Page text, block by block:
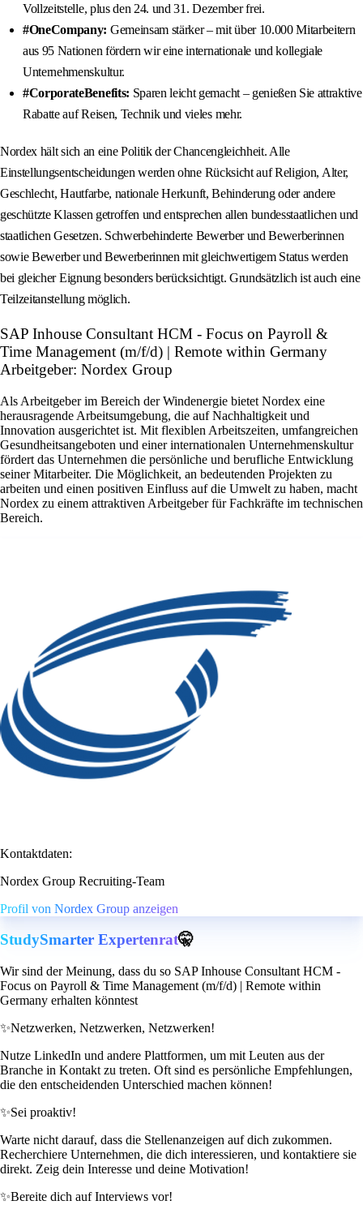
Vollzeitstelle, plus den 24. und 31. Dezember frei.
#OneCompany: Gemeinsam stärker – mit über 10.000 Mitarbeitern
aus 95 Nationen fördern wir eine internationale und kollegiale
Unternehmenskultur.
#CorporateBenefits: Sparen leicht gemacht – genießen Sie attraktive
Rabatte auf Reisen, Technik und vieles mehr.
Nordex hält sich an eine Politik der Chancengleichheit. Alle
Einstellungsentscheidungen werden ohne Rücksicht auf Religion, Alter,
Geschlecht, Hautfarbe, nationale Herkunft, Behinderung oder andere
geschützte Klassen getroffen und entsprechen allen bundesstaatlichen und
staatlichen Gesetzen. Schwerbehinderte Bewerber und Bewerberinnen
sowie Bewerber und Bewerberinnen mit gleichwertigem Status werden
bei gleicher Eignung besonders berücksichtigt. Grundsätzlich ist auch eine
Teilzeitanstellung möglich.
SAP Inhouse Consultant HCM - Focus on Payroll &
Time Management (m/f/d) | Remote within Germany
Arbeitgeber: Nordex Group
Als Arbeitgeber im Bereich der Windenergie bietet Nordex eine
herausragende Arbeitsumgebung, die auf Nachhaltigkeit und
Innovation ausgerichtet ist. Mit flexiblen Arbeitszeiten, umfangreichen
Gesundheitsangeboten und einer internationalen Unternehmenskultur
fördert das Unternehmen die persönliche und berufliche Entwicklung
seiner Mitarbeiter. Die Möglichkeit, an bedeutenden Projekten zu
arbeiten und einen positiven Einfluss auf die Umwelt zu haben, macht
Nordex zu einem attraktiven Arbeitgeber für Fachkräfte im technischen
Bereich.
Kontaktdaten:
Nordex Group Recruiting-Team
Profil von Nordex Group anzeigen
StudySmarter Expertenrat🤫
Wir sind der Meinung, dass du so SAP Inhouse Consultant HCM -
Focus on Payroll & Time Management (m/f/d) | Remote within
Germany erhalten könntest
✨Netzwerken, Netzwerken, Netzwerken!
Nutze LinkedIn und andere Plattformen, um mit Leuten aus der
Branche in Kontakt zu treten. Oft sind es persönliche Empfehlungen,
die den entscheidenden Unterschied machen können!
✨Sei proaktiv!
Warte nicht darauf, dass die Stellenanzeigen auf dich zukommen.
Recherchiere Unternehmen, die dich interessieren, und kontaktiere sie
direkt. Zeig dein Interesse und deine Motivation!
✨Bereite dich auf Interviews vor!